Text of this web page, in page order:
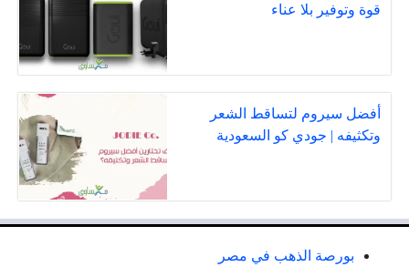
قوة وتوفير بلا عناء
أفضل سيروم لتساقط الشعر
وتكثيفه | جودي كو السعودية
بورصة الذهب في مصر